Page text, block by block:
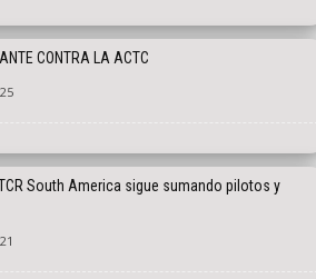
CONTRA LA ACTC
South America sigue sumando pilotos y